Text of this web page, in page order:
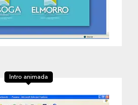
Intro animada